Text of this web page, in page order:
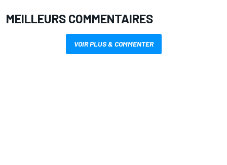
MEILLEURS COMMENTAIRES
VOIR PLUS & COMMENTER